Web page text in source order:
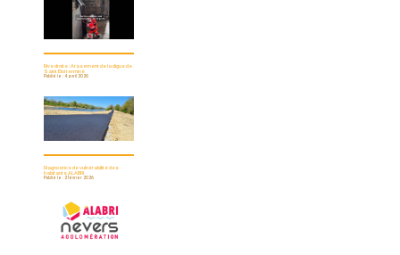
Rive droite : Arasement de la digue de
Saint Eloi terminé
Publié le : 4 avril 2026
Diagnostics de vulnérabilité des
habitants ALABRI
Publié le : 2 février 2026